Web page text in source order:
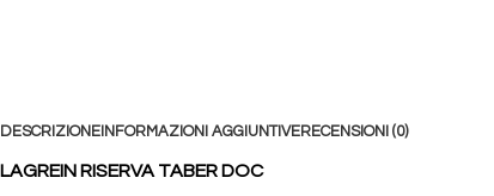
DESCRIZIONE INFORMAZIONI AGGIUNTIVERECENSIONI (0)
LAGREIN RISERVA TABER DOC